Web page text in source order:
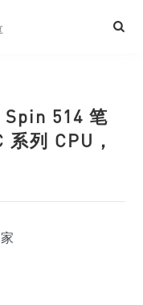
514 笔
列 CPU，